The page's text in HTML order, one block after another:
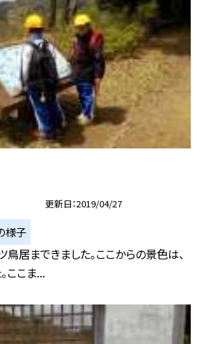
更新日 2019/04/27
様子
居まできました。ここからの景色は、
ここま...